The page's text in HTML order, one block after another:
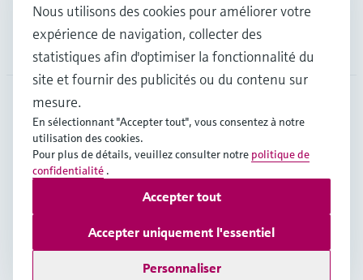
Société
CAN•Français
Copyright © Endress+Hauser Group Services AG
Conditions d'utilisation
Politique de protection des données
Conditions générales de vente
Nous utilisons des cookies pour améliorer votre
expérience de navigation, collecter des
statistiques afin d'optimiser la fonctionnalité du
site et fournir des publicités ou du contenu sur
mesure.
En sélectionnant "Accepter tout", vous consentez à notre
utilisation des cookies.
Pour plus de détails, veuillez consulter notre politique de
confidentialité .
Personnaliser
Accepter uniquement l'essentiel
Accepter tout